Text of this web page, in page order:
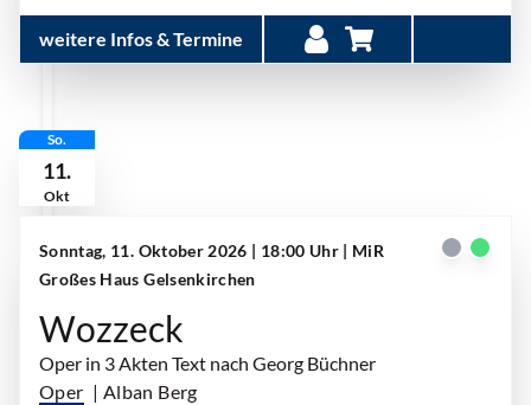
weitere Infos & Termine
So.
11.
Okt
Sonntag, 11. Oktober 2026 | 18:00 Uhr | MiR
Großes Haus Gelsenkirchen
Wozzeck
Oper in 3 Akten Text nach Georg Büchner
Oper | Alban Berg